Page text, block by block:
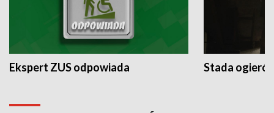
Ekspert ZUS odpowiada Stada